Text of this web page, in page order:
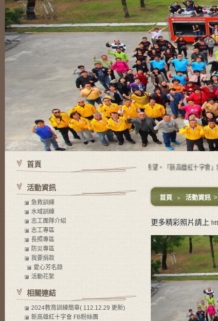
新高雄紅十字會
新高雄紅十字會
難的地方就有紅十字會，有紅十字會的地方就有愛與希望。「新高雄紅十字會」需
首頁 ﹥ 活動資訊
更多精彩照片請上
首頁
活動資訊
急救訓練
水域訓練
志工團隊介紹
志工專區
長照專區
防災專區
我要捐款
愛心芳名錄
活動花絮
相關連結
2024教育訓練簡章( 112.12.29 更新)
新高雄紅十字會 FB粉絲團